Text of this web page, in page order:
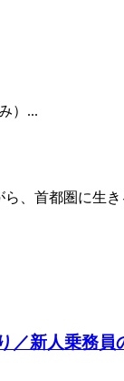
）...
、首都圏に生
新人乗務